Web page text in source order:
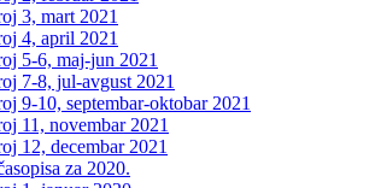
3, mart 2021
4, april 2021
5-6, maj-jun 2021
7-8, jul-avgust 2021
9-10, septembar-oktobar 2021
11, novembar 2021
12, decembar 2021
za 2020.